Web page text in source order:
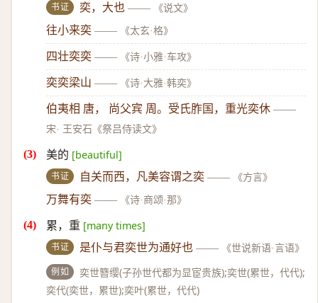
书证 奕，大也 —— 《说文》
往小来奕 —— 《太玄·格》
四壮奕奕 —— 《诗·小雅·车攻》
奕奕梁山 —— 《诗·大雅·韩奕》
伯夷相 唐， 尚父宾 周。受氏胙国，重光奕休 ——
宋· 王安石《祭吕侍读文》
美的 [beautiful]
书证 自关而西，凡美容谓之奕 —— 《方言》
万舞有奕 —— 《诗·商颂·那》
累，重 [many times]
书证 是仆与君奕世为通好也 —— 《世说新语·言语》
例如
奕世簪缨(子孙世代都为显宦贵族);奕世(累世，代代);
奕代(奕世，累世);奕叶(累世，代代)